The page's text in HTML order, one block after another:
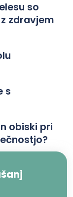
so
zdravjem
s
obiski pri